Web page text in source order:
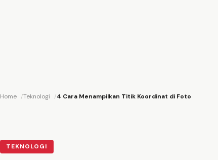
Home Teknologi 4 Cara Menampilkan Titik Koordinat di Foto
TEKNOLOGI